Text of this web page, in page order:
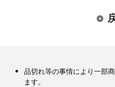
品切れ等の事情により一部
ます。